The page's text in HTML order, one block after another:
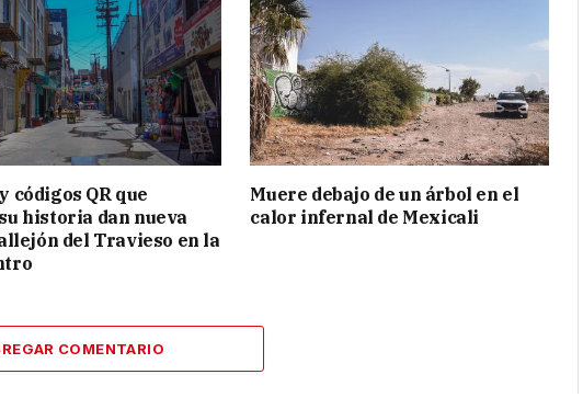
códigos QR que
historia dan nueva
del Travieso en la
Muere debajo de un árbol en el
calor infernal de Mexicali
COMENTARIO